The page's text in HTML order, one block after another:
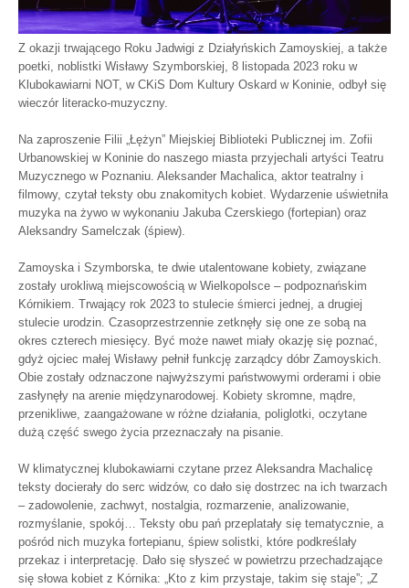
Z okazji trwającego Roku Jadwigi z Działyńskich Zamoyskiej, a także
poetki, noblistki Wisławy Szymborskiej, 8 listopada 2023 roku w
Klubokawiarni NOT, w CKiS Dom Kultury Oskard w Koninie, odbył się
wieczór literacko-muzyczny.
Na zaproszenie Filii „Łężyn” Miejskiej Biblioteki Publicznej im. Zofii
Urbanowskiej w Koninie do naszego miasta przyjechali artyści Teatru
Muzycznego w Poznaniu. Aleksander Machalica, aktor teatralny i
filmowy, czytał teksty obu znakomitych kobiet. Wydarzenie uświetniła
muzyka na żywo w wykonaniu Jakuba Czerskiego (fortepian) oraz
Aleksandry Samelczak (śpiew).
Zamoyska i Szymborska, te dwie utalentowane kobiety, związane
zostały urokliwą miejscowością w Wielkopolsce – podpoznańskim
Kórnikiem. Trwający rok 2023 to stulecie śmierci jednej, a drugiej
stulecie urodzin. Czasoprzestrzennie zetknęły się one ze sobą na
okres czterech miesięcy. Być może nawet miały okazję się poznać,
gdyż ojciec małej Wisławy pełnił funkcję zarządcy dóbr Zamoyskich.
Obie zostały odznaczone najwyższymi państwowymi orderami i obie
zasłynęły na arenie międzynarodowej. Kobiety skromne, mądre,
przenikliwe, zaangażowane w różne działania, poliglotki, oczytane
dużą część swego życia przeznaczały na pisanie.
W klimatycznej klubokawiarni czytane przez Aleksandra Machalicę
teksty docierały do serc widzów, co dało się dostrzec na ich twarzach
– zadowolenie, zachwyt, nostalgia, rozmarzenie, analizowanie,
rozmyślanie, spokój… Teksty obu pań przeplatały się tematycznie, a
pośród nich muzyka fortepianu, śpiew solistki, które podkreślały
przekaz i interpretację. Dało się słyszeć w powietrzu przechadzające
się słowa kobiet z Kórnika: „Kto z kim przystaje, takim się staje”; „Z